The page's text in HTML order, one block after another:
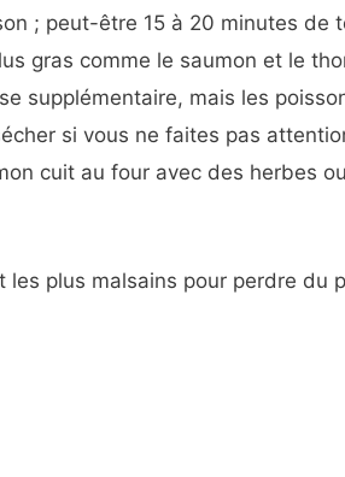
; peut-être 15 à 20 minutes de
gras comme le saumon et le
supplémentaire, mais les
si vous ne faites pas
cuit au four avec des herbes
les plus malsains pour perdre du